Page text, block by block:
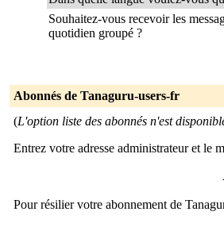
Souhaitez-vous recevoir les
quotidien groupé ?
Abonnés de Tanaguru-users-fr
(L'option liste des abonnés n'est
Entrez votre adresse administrateur et le
Pour résilier votre abonnement de